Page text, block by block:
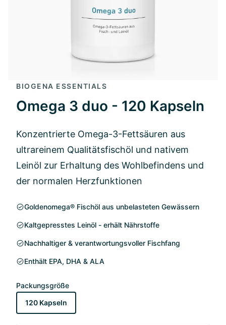
BIOGENA ESSENTIALS
Omega 3 duo - 120 Kapseln
Konzentrierte Omega-3-Fettsäuren aus
ultrareinem Qualitätsfischöl und nativem
Leinöl zur Erhaltung des Wohlbefindens und
der normalen Herzfunktionen
Goldenomega® Fischöl aus unbelasteten Gewässern
Kaltgepresstes Leinöl - erhält Nährstoffe
Nachhaltiger & verantwortungsvoller Fischfang
Enthält EPA, DHA & ALA
Packungsgröße
120 Kapseln